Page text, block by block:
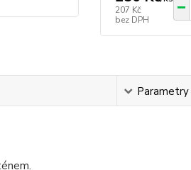
207 Kč
bez DPH
Parametry